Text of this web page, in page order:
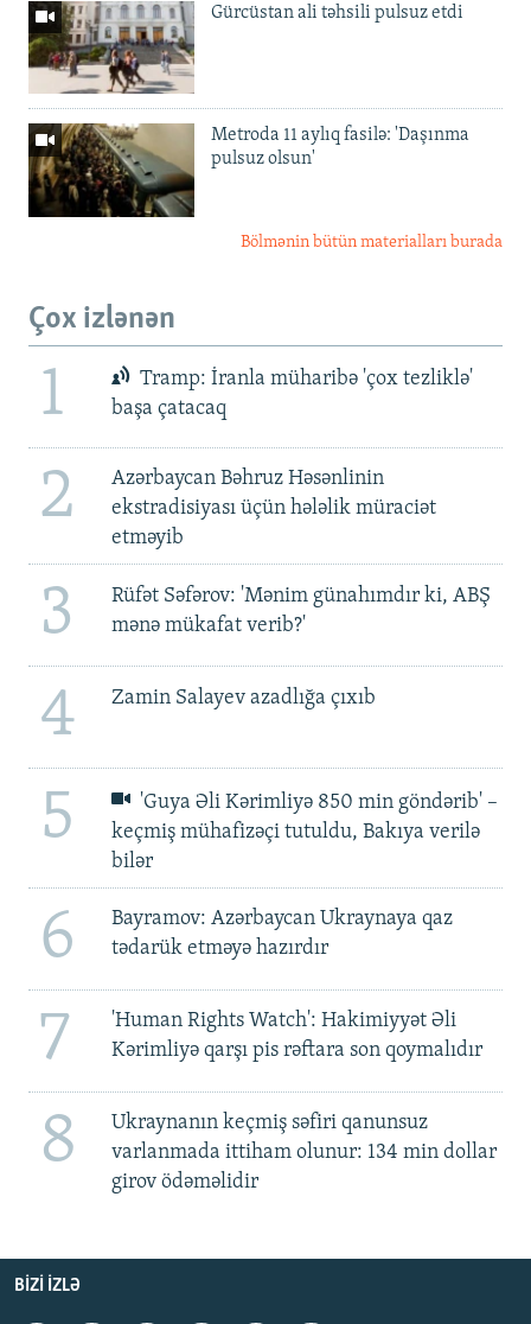
Gürcüstan ali təhsili pulsuz etdi
Metroda 11 aylıq fasilə: 'Daşınma
pulsuz olsun'
Bölmənin bütün materialları burada
Çox izlənən
1
Tramp: İranla müharibə 'çox tezliklə'
başa çatacaq
2
Azərbaycan Bəhruz Həsənlinin
ekstradisiyası üçün hələlik müraciət
etməyib
3
Rüfət Səfərov: 'Mənim günahımdır ki, ABŞ
mənə mükafat verib?'
4 Zamin Salayev azadlığa çıxıb
5
'Guya Əli Kərimliyə 850 min göndərib' –
keçmiş mühafizəçi tutuldu, Bakıya verilə
bilər
6
Bayramov: Azərbaycan Ukraynaya qaz
tədarük etməyə hazırdır
7
'Human Rights Watch': Hakimiyyət Əli
Kərimliyə qarşı pis rəftara son qoymalıdır
8
Ukraynanın keçmiş səfiri qanunsuz
varlanmada ittiham olunur: 134 min dollar
girov ödəməlidir
BIZI IZLƏ